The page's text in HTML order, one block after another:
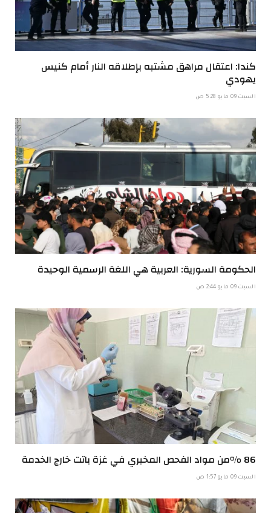
كندا: اعتقال مراهق مشتبه بإطلاقه النار أمام كنيس
يهودي
السبت 09 مايو 5:28 ص
الحكومة السورية: العربية هي اللغة الرسمية الوحيدة
السبت 09 مايو 2:44 ص
86 %من مواد الفحص المخبري في غزة باتت خارج الخدمة
السبت 09 مايو 1:57 ص